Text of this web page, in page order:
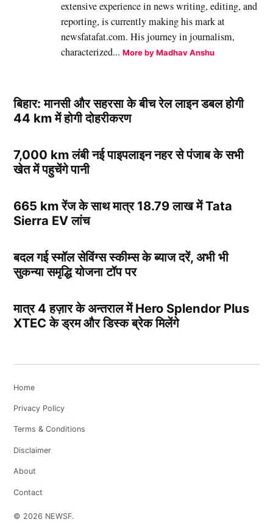
extensive experience in news writing, editing, and
reporting, is currently making his mark at
newsfatafat.com. His journey in journalism,
characterized...More by Madhav Anshu
बिहार: मानसी और सहरसा के बीच रेल लाइन डबल होगी
44 km में होगी दोहरीकरण
7,000 km लंबी नई पाइपलाइन नहर से पंजाब के सभी
खेत में पहुचेंगे पानी
665 km रेंज के साथ मात्र 18.79 लाख में Tata
Sierra EV लांच
बदल गई स्मॉल सेविंग्स स्कीम्स के ब्याज दरें, अभी भी
सुकन्या समृद्धि योजना टॉप पर
मात्र 4 हज़ार के अन्तराल में Hero Splendor Plus
XTEC के ड्रम और डिस्क ब्रेक मिलेंगे
Home
Privacy Policy
Terms & Conditions
Disclaimer
About
Contact
© 2026 NEWSF.